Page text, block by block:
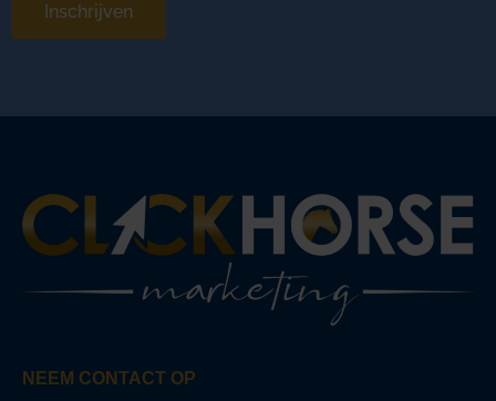
Inschrijven
NEEM CONTACT OP